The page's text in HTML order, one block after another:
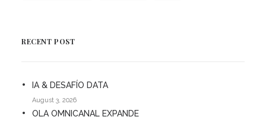
RECENT POST
IA & DESAFÍO DATA
August 3, 2026
OLA OMNICANAL EXPANDE